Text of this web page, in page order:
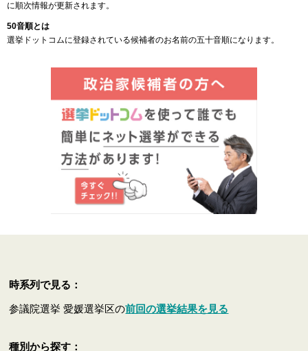
に順次情報が更新されます。
50音順とは
選挙ドットコムに登録されている候補者のお名前の五十音順になります。
時系列で見る：
参議院選挙 愛媛選挙区の前回の選挙結果を見る
種別から探す：